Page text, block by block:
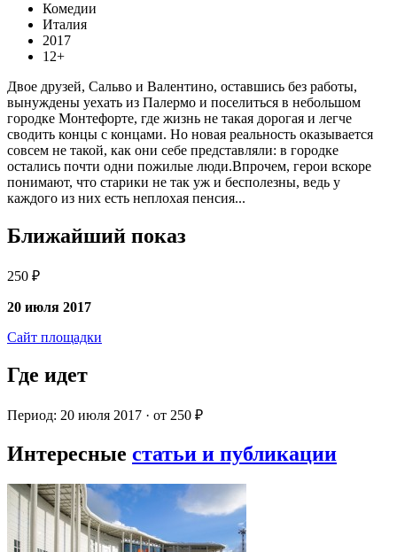
Комедии
Италия
2017
12+
Двое друзей, Сальво и Валентино, оставшись без работы,
вынуждены уехать из Палермо и поселиться в небольшом
городке Монтефорте, где жизнь не такая дорогая и легче
сводить концы с концами. Но новая реальность оказывается
совсем не такой, как они себе представляли: в городке
остались почти одни пожилые люди.Впрочем, герои вскоре
понимают, что старики не так уж и бесполезны, ведь у
каждого из них есть неплохая пенсия...
Ближайший показ
250 ₽
20 июля 2017
Сайт площадки
Где идет
Период: 20 июля 2017 · от 250 ₽
Интересные статьи и публикации